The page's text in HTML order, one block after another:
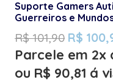
Suporte Gamers
Guerreiros e
R$101,90 R$
Parcele em 2x
ou R$ 90,81 á